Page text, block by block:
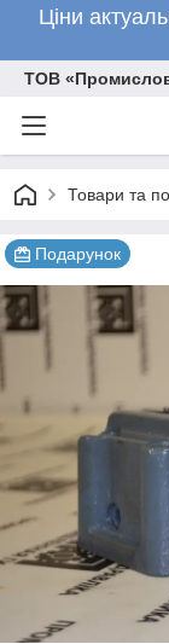
Ціни
ТОВ
Товари та
Подарунок